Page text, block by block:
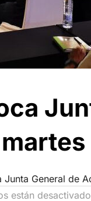
Junta General de
están